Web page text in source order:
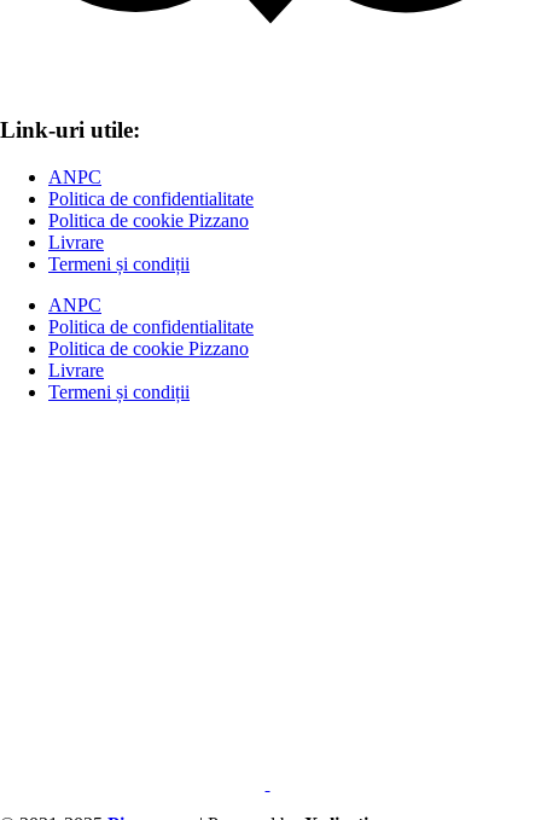
Link-uri utile:
ANPC
Politica de confidentialitate
Politica de cookie Pizzano
Livrare
Termeni și condiții
ANPC
Politica de confidentialitate
Politica de cookie Pizzano
Livrare
Termeni și condiții